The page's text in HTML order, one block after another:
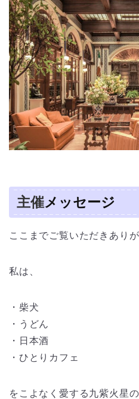
主催メッセージ
ここまでご覧いただきあり
私は、
・柴犬
・うどん
・日本酒
・ひとりカフェ
をこよなく愛する九紫火星